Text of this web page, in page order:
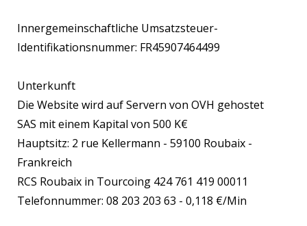
Innergemeinschaftliche Umsatzsteuer-
Identifikationsnummer: FR45907464499
Unterkunft
Die Website wird auf Servern von OVH gehostet
SAS mit einem Kapital von 500 K€
Hauptsitz: 2 rue Kellermann - 59100 Roubaix -
Frankreich
RCS Roubaix in Tourcoing 424 761 419 00011
Telefonnummer: 08 203 203 63 - 0,118 €/Min